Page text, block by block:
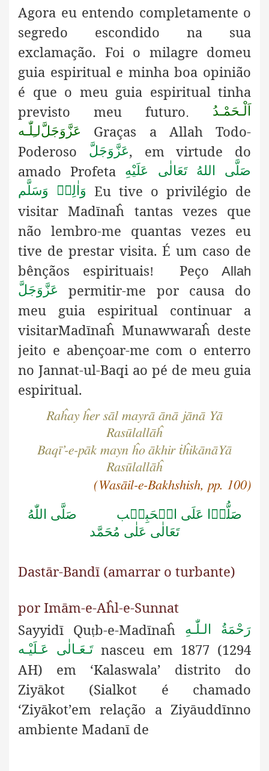
Agora eu entendo completamente o
segredo escondido na sua
exclamação. Foi o milagre domeu
guia espiritual e minha boa opinião
é que o meu guia espiritual tinha
previsto meu futuro. اَلْـحَمْـدُ
لـِلّٰـهعَزَّوَجَلَّ
Graças a Allah Todo-
Poderoso
عَزَّوَجَلَّ, em virtude do
amado Profeta
صَلَّى اللهُ تَعَالٰى عَلَيْهِ
وَاٰلِهٖ وَسَلَّم Eu tive o privilégio de
visitar Madīnaĥ tantas vezes que
não lembro-me quantas vezes eu
tive de prestar visita. É um caso de
bênçãos espirituais! Peço Allah
عَزَّوَجَلَّ
permitir-me por causa do
meu guia espiritual continuar a
visitarMadīnaĥ Munawwaraĥ deste
jeito e abençoar-me com o enterro
no Jannat-ul-Baqi ao pé de meu guia
espiritual.
Raĥay ĥer sāl mayrā ānā jānā Yā
Rasūlallāĥ
Baqī’-e-pāk mayn ĥo ākhir ṫĥikānāYā
Rasūlallāĥ
(Wasāil-e-Bakhshish, pp. 100)
صَلُّوۡا عَلَى الۡحَبِيۡب صَلَّى اللّٰهُ
تَعَالٰى عَلٰى مُحَمَّد
Dastār-Bandī (amarrar o turbante)
por Imām-e-Aĥl-e-Sunnat
Sayyidī Quṭb-e-Madīnaĥ
رَحْمَةُ الـلّٰـهِ
تَـعَـالٰی عَـلَيْـه nasceu em 1877 (1294
AH) em ‘Kalaswala’ distrito do
Ziyākot (Sialkot é chamado
‘Ziyākot’em relação a Ziyāuddīnno
ambiente Madanī de